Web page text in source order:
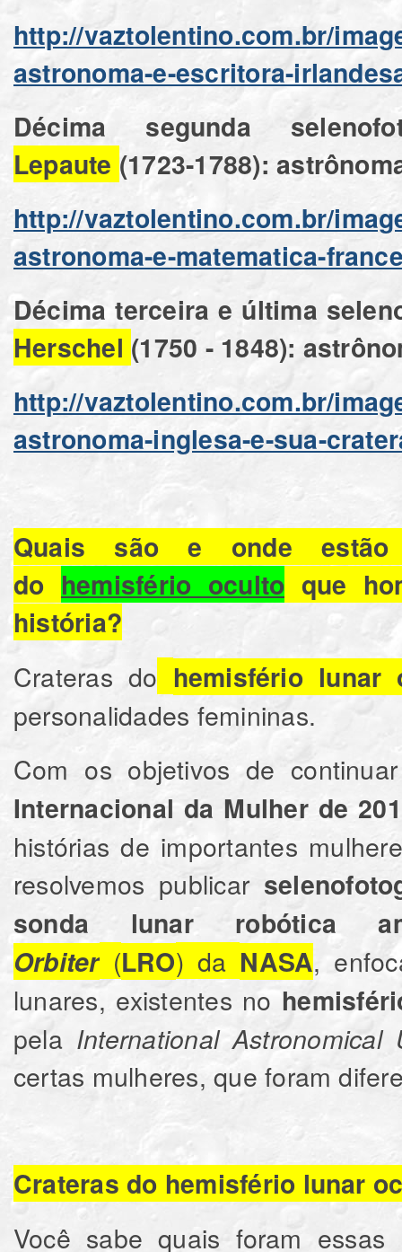
http://vaztolentino.com.br/
astronoma-e-escritora-
Décima segunda
Lepaute (1723-1788):
http://vaztolentino.com.br/
astronoma-e-matematica-
Décima terceira e última
Herschel (1750 - 1848):
http://vaztolentino.com.br/
astronoma-inglesa-e-sua-
Quais são e onde estão
do hemisfério oculto que
história?
Crateras do hemisfério lunar
personalidades femininas.
Com os objetivos de
Internacional da Mulher de
histórias de importantes
resolvemos publicar
sonda lunar robótica
Orbiter(LRO) da NASA,
lunares, existentes no
pela International Astronomical
certas mulheres, que foram
Crateras do hemisfério lunar
Você sabe quais foram